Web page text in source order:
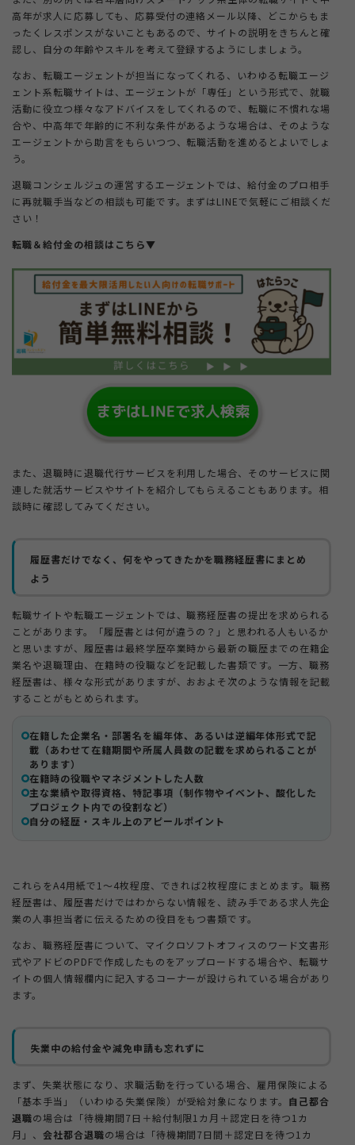
高年が求人に応募しても、応募受付の連絡メール以降、どこからもま
ったくレスポンスがないこともあるので、サイトの説明をきちんと確
認し、自分の年齢やスキルを考えて登録するようにしましょう。
なお、転職エージェントが担当になってくれる、いわゆる転職エージ
ェント系転職サイトは、エージェントが「専任」という形式で、就職
活動に役立つ様々なアドバイスをしてくれるので、転職に不慣れな場
合や、中高年で年齢的に不利な条件があるような場合は、そのような
エージェントから助言をもらいつつ、転職活動を進めるとよいでしょ
う。
退職コンシェルジュの運営するエージェントでは、給付金のプロ相手
に再就職手当などの相談も可能です。まずはLINEで気軽にご相談くだ
さい！
転職＆給付金の相談はこちら▼
また、退職時に退職代行サービスを利用した場合、そのサービスに関
連した就活サービスやサイトを紹介してもらえることもあります。相
談時に確認してみてください。
履歴書だけでなく、何をやってきたかを職務経歴書にまとめ
よう
転職サイトや転職エージェントでは、職務経歴書の提出を求められる
ことがあります。「履歴書とは何が違うの？」と思われる人もいるか
と思いますが、履歴書は最終学歴卒業時から最新の職歴までの在籍企
業名や退職理由、在籍時の役職などを記載した書類です。一方、職務
経歴書は、様々な形式がありますが、おおよそ次のような情報を記載
することがもとめられます。
在籍した企業名・部署名を編年体、あるいは逆編年体形式で記
載（あわせて在籍期間や所属人員数の記載を求められることが
あります）
在籍時の役職やマネジメントした人数
主な業績や取得資格、特記事項（制作物やイベント、酸化した
プロジェクト内での役割など）
自分の経歴・スキル上のアピールポイント
これらをA4用紙で1～4枚程度、できれば2枚程度にまとめます。職務
経歴書は、履歴書だけではわからない情報を、読み手である求人先企
業の人事担当者に伝えるための役目をもつ書類です。
なお、職務経歴書について、マイクロソフトオフィスのワード文書形
式やアドビのPDFで作成したものをアップロードする場合や、転職サ
イトの個人情報欄内に記入するコーナーが設けられている場合があり
ます。
失業中の給付金や減免申請も忘れずに
まず、失業状態になり、求職活動を行っている場合、雇用保険による
「基本手当」（いわゆる失業保険）が受給対象になります。 自己都合
退職の場合は「待機期間7日＋給付制限1カ月＋認定日を待つ1カ
月」、 会社都合退職の場合は「待機期間7日間＋認定日を待つ1カ